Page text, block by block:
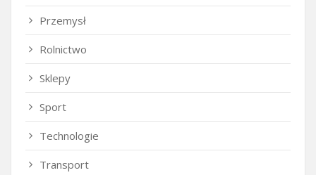
Przemysł
Rolnictwo
Sklepy
Sport
Technologie
Transport